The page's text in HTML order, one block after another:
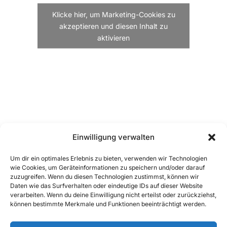
Einwilligung verwalten
Um dir ein optimales Erlebnis zu bieten, verwenden wir Technologien
wie Cookies, um Geräteinformationen zu speichern und/oder darauf
zuzugreifen. Wenn du diesen Technologien zustimmst, können wir
Daten wie das Surfverhalten oder eindeutige IDs auf dieser Website
verarbeiten. Wenn du deine Einwilligung nicht erteilst oder zurückziehst,
können bestimmte Merkmale und Funktionen beeinträchtigt werden.
Klicke hier, um Marketing-Cookies zu
akzeptieren und diesen Inhalt zu
aktivieren
© Sportfreunde Breitbrunn e.V. 2026. All Rights
Reserved.